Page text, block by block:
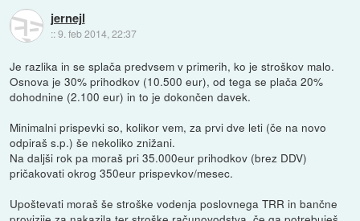
jernejl
::9. feb 2014, 22:37
Je razlika in se splača predvsem v primerih, ko je stroškov malo.
Osnova je 30% prihodkov (10.500 eur), od tega se plača 20%
dohodnine (2.100 eur) in to je dokončen davek.
Minimalni prispevki so, kolikor vem, za prvi dve leti (če na novo
odpiraš s.p.) še nekoliko znižani.
Na daljši rok pa moraš pri 35.000eur prihodkov (brez DDV)
pričakovati okrog 350eur prispevkov/mesec.
Upoštevati moraš še stroške vodenja poslovnega TRR in bančne